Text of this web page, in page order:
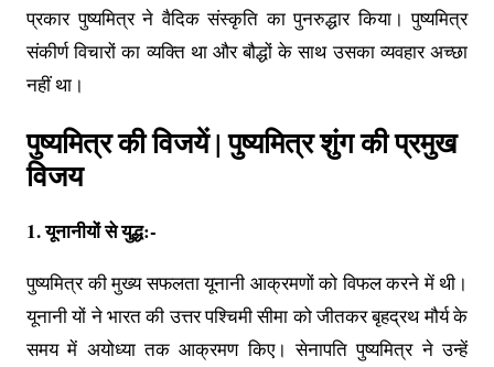
प्रकार पुष्यमित्र ने वैदिक संस्कृति का पुनरुद्धार किया। पुष्यमित्र
संकीर्ण विचारों का व्यक्ति था और बौद्धों के साथ उसका व्यवहार अच्छा
नहीं था।
पुष्यमित्र की विजयें | पुष्यमित्र शुंग की प्रमुख
विजय
1. यूनानीयों से युद्ध:-
पुष्यमित्र की मुख्य सफलता यूनानी आक्रमणों को विफल करने में थी‌।
यूनानी यों ने भारत की उत्तर पश्चिमी सीमा को जीतकर बृहद्रथ मौर्य के
समय में अयोध्या तक आक्रमण किए। सेनापति पुष्यमित्र ने उन्हें